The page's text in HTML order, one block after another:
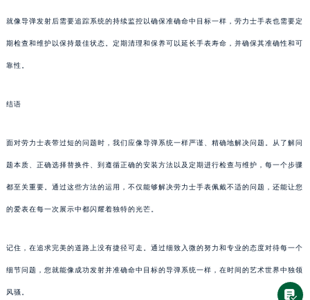
就像导弹发射后需要追踪系统的持续监控以确保准确命中目标一样，劳力士手表也需要定
期检查和维护以保持最佳状态。定期清理和保养可以延长手表寿命，并确保其准确性和可
靠性。
结语
面对劳力士表带过短的问题时，我们应像导弹系统一样严谨、精确地解决问题。从了解问
题本质、正确选择替换件、到遵循正确的安装方法以及定期进行检查与维护，每一个步骤
都至关重要。通过这些方法的运用，不仅能够解决劳力士手表佩戴不适的问题，还能让您
的爱表在每一次展示中都闪耀着独特的光芒。
记住，在追求完美的道路上没有捷径可走。通过细致入微的努力和专业的态度对待每一个
细节问题，您就能像成功发射并准确命中目标的导弹系统一样，在时间的艺术世界中独领
风骚。